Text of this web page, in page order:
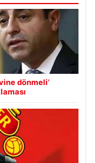
dönmeli’